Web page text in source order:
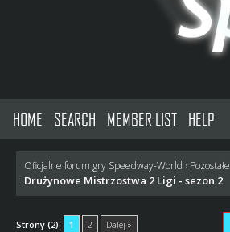
HOME SEARCH MEMBER LIST HELP
Oficjalne forum gry Speedway-World › Pozostałe
Drużynowe Mistrzostwa 2 Ligi - sezon 2
Strony (2): 1 2 Dalej »